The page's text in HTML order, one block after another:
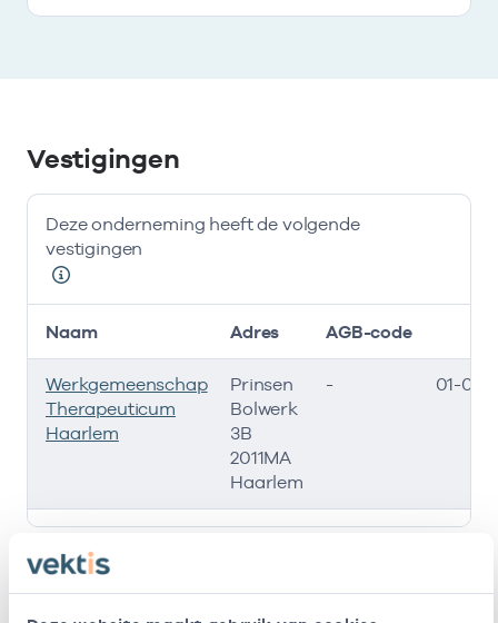
Vestigingen
Deze onderneming heeft de volgende
vestigingen
Deze onderneming heeft de volgende vestigingen
Naam Adres AGB-code
Werkgemeenschap
Therapeuticum
Haarlem
Prinsen
Bolwerk
3B
2011MA
Haarlem
- 01-07-
Zorgverleners